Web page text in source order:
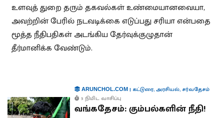
உளவுத் துறை தரும் தகவல்கள் உண்மையானவையா,
அவற்றின் பேரில் நடவடிக்கை எடுப்பது சரியா என்பதை
மூத்த நீதிபதிகள் அடங்கிய தேர்வுக்குழுதான்
தீர்மானிக்க வேண்டும்.
ARUNCHOL.COM| கட்டுரை,அரசியல், சர்வதேசம்
5 நிமிட வாசிப்பு
வங்கதேசம்: கும்பல்களின் நீதி!